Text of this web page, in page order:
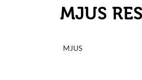
MJUS
MJUS